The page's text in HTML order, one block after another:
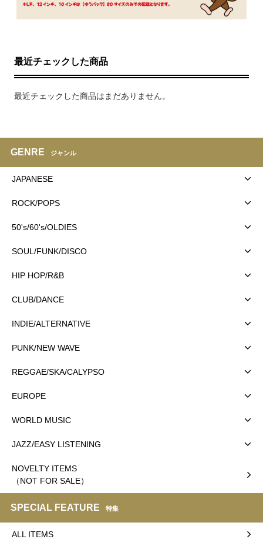
最近チェックした商品
最近チェックした商品はまだありません。
GENRE ジャンル
JAPANESE
ROCK/POPS
50's/60's/OLDIES
SOUL/FUNK/DISCO
HIP HOP/R&B
CLUB/DANCE
INDIE/ALTERNATIVE
PUNK/NEW WAVE
REGGAE/SKA/CALYPSO
EUROPE
WORLD MUSIC
JAZZ/EASY LISTENING
NOVELTY ITEMS
（NOT FOR SALE）
SPECIAL FEATURE 特集
ALL ITEMS